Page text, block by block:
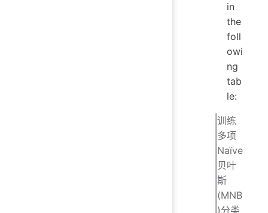
in
the
foll
owi
ng
tab
le:
训练
多项
Naïve
贝叶
斯
(MNB
)分类